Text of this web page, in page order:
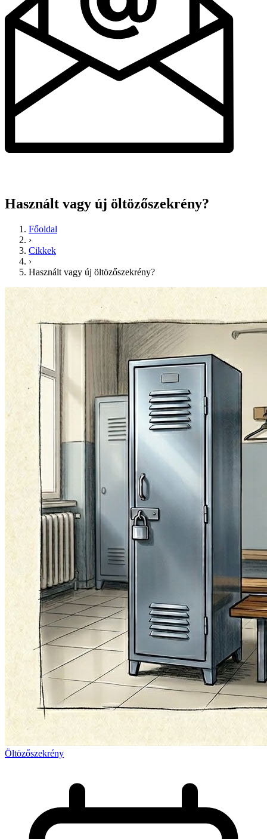
Használt vagy új öltözőszekrény?
Főoldal
›
Cikkek
›
Használt vagy új öltözőszekrény?
Öltözőszekrény